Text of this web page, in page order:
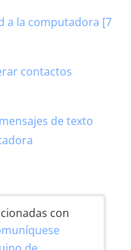
a la computadora [7
contactos
de texto
con